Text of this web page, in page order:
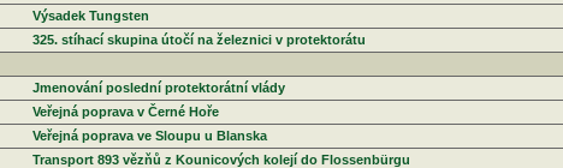
Výsadek Tungsten
325. stíhací skupina útočí na železnici v protektorátu
Jmenování poslední protektorátní vlády
Veřejná poprava v Černé Hoře
Veřejná poprava ve Sloupu u Blanska
Transport 893 vězňů z Kounicových kolejí do Flossenbürgu